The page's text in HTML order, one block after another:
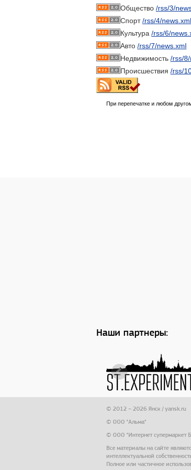
Общество /rss/3/
Спорт/rss/4/news.xml
Культура /rss/6/
Авто /rss/7/news.xml
Недвижимость /rss/
Происшествия /rss/
При перепечатке и любом
Наши партнеры:
© 2012 – 2026 Янск / yansk.ru
© ООО "Альма"
© ООО "Интернет супермаркет
Все материалы на сайте
интеллектуальной
Полное или частичное